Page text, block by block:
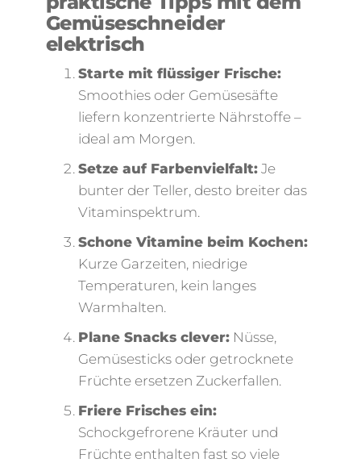
Gemüseschneider
elektrisch
Starte mit flüssiger Frische:
Smoothies oder Gemüsesäfte
liefern konzentrierte Nährstoffe –
ideal am Morgen.
Setze auf Farbenvielfalt:Je
bunter der Teller, desto breiter das
Vitaminspektrum.
Schone Vitamine beim Kochen:
Kurze Garzeiten, niedrige
Temperaturen, kein langes
Warmhalten.
Plane Snacks clever:Nüsse,
Gemüsesticks oder getrocknete
Früchte ersetzen Zuckerfallen.
Friere Frisches ein:
Schockgefrorene Kräuter und
Früchte enthalten fast so viele